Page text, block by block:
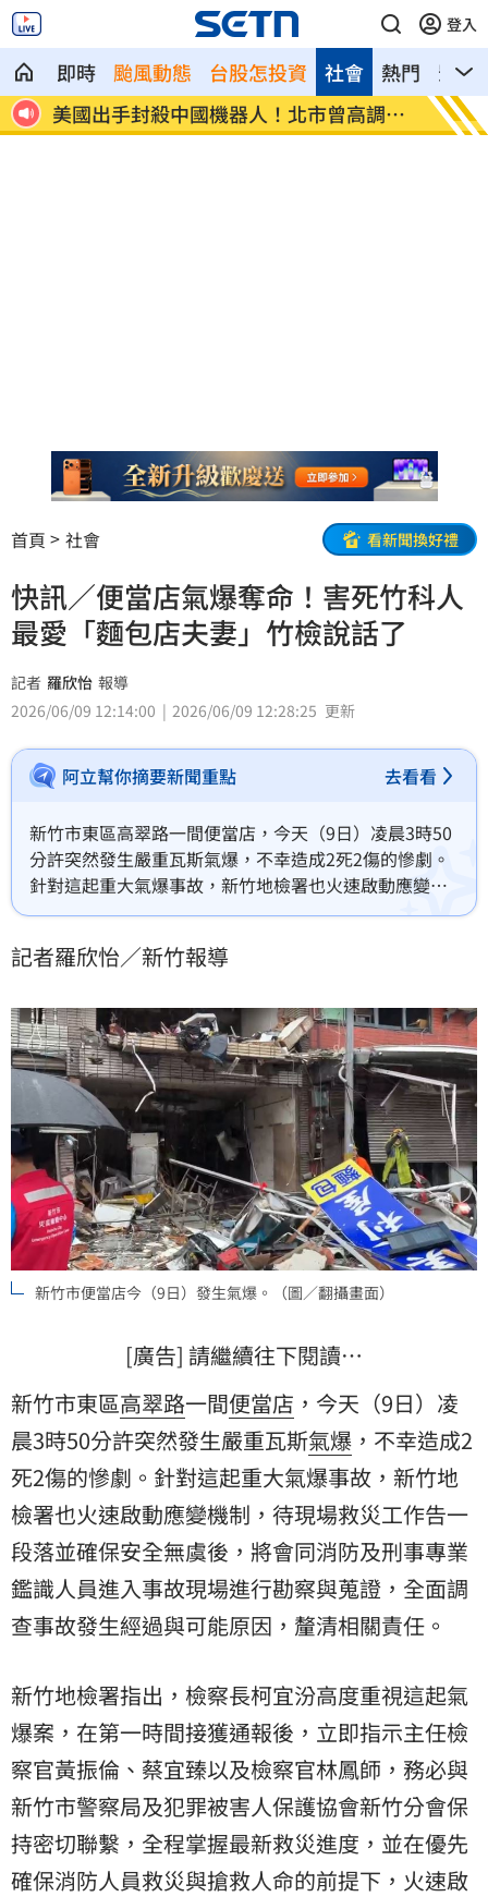
登入
即時 颱風動態 台股怎投資 熱門 影音
社會
美國出手封殺中國機器人！北市曾高調引
進
初來
過
首頁 社會 看新聞換好禮
快訊／便當店氣爆奪命！害死竹科人
最愛「麵包店夫妻」竹檢說話了
記者 羅欣怡 報導
2026/06/09 12:14:00
2026/06/09 12:28:25 更新
阿立幫你摘要新聞重點 去看看
新竹市東區高翠路一間便當店，今天（9日）凌晨3時50
分許突然發生嚴重瓦斯氣爆，不幸造成2死2傷的慘劇。
針對這起重大氣爆事故，新竹地檢署也火速啟動應變機
制，待現場救災工作告一段落並確保安全無虞後，將會
證，全面調查事故發生經過與可能原因，釐清相關責
記者羅欣怡／新竹報導
新竹市便當店今（9日）發生氣爆。（圖／翻攝畫面）
[廣告] 請繼續往下閱讀…
新竹市東區高翠路一間便當店 ，今天（9日）凌
晨3時50分許突然發生嚴重瓦斯氣爆 ，不幸造成2
死2傷的慘劇。針對這起重大氣爆事故， 新竹地
檢署也火速啟動應變機制，待現場救災工作告一
段落並確保安全無虞後，將會同消防及刑事專業
鑑識人員進入事故現場進行勘察與蒐證，全面調
查事故發生經過與可能原因，釐清相關責任。
新竹地檢署指出，檢察長柯宜汾高度重視這起氣
爆案，在第一時間接獲通報後，立即指示主任檢
察官黃振倫、蔡宜臻以及檢察官林鳳師，務必與
新竹市警察局及犯罪被害人保護協會新竹分會保
持密切聯繫，全程掌握最新救災進度，並在優先
確保消防人員救災與搶救人命的前提下，火速啟